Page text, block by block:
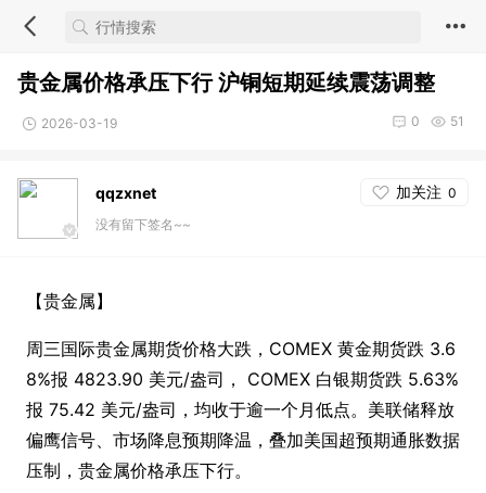
贵金属价格承压下行 沪铜短期延续震荡调整
2026-03-19 51
0
qqzxnet 加关注 0
没有留下签名~~
【贵金属】
周三国际贵金属期货价格大跌，COMEX 黄金期货跌 3.6
8%报 4823.90 美元/盎司， COMEX 白银期货跌 5.63%
报 75.42 美元/盎司，均收于逾一个月低点。美联储释放
偏鹰信号、市场降息预期降温，叠加美国超预期通胀数据
压制，贵金属价格承压下行。